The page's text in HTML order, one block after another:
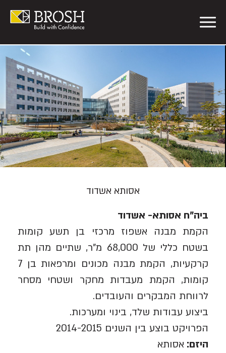
אסותא אשדוד
ביה"ח אסותא- אשדוד
הקמת מבנה אשפוז מרכזי בן תשע קומות
בשטח כללי של 68,000 מ”ר, שתיים מהן תת
קרקעיות, הקמת מבנה מכונים ומרפאות בן 7
קומות, הקמת מעבדות מחקר ושטחי מסחר
לרווחת המבקרים והעובדים.
ביצוע עבודות שלד, בינוי ומערכות.
הפרויקט בוצע בין השנים 2014-2015
היזם: אסותא